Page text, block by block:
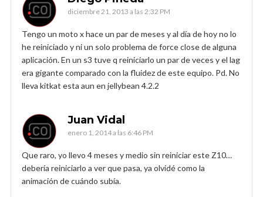
diciembre 21, 2013 a las 2:32 PM
Tengo un moto x hace un par de meses y al día de hoy no lo
he reiniciado y ni un solo problema de force close de alguna
aplicación. En un s3 tuve q reiniciarlo un par de veces y el lag
era gigante comparado con la fluidez de este equipo. Pd. No
lleva kitkat esta aun en jellybean 4.2.2
Juan Vidal
enero 1, 2014 a las 6:46 PM
Que raro, yo llevo 4 meses y medio sin reiniciar este Z10…
debería reiniciarlo a ver que pasa, ya olvidé como la
animación de cuándo subía.